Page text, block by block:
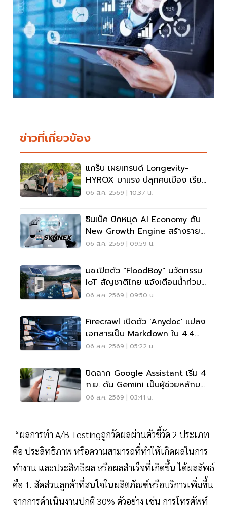
ข่าวที่เกี่ยวข้อง
แกร็บ เผยเทรนด์ Longevity-
HYROX มาแรง ปลุกคนเมือง เรียก
รถไปสวนโต 5 เท่า
06 ส.ค. 2569 | 10:37 น.
ซินเน็ค ปักหมุด AI Economy ดัน
New Growth Engine สร้างราย
ได้ประจำ
06 ส.ค. 2569 | 09:59 น.
มช.เปิดตัว "FloodBoy" นวัตกรรม
IoT สัญชาติไทย แจ้งเตือนน้ำท่วม
เรียลไทม์
06 ส.ค. 2569 | 09:50 น.
Firecrawl เปิดตัว 'anydoc' แปลง
เอกสารเป็น Markdown ใน 4.4
มิลลิวินาที
06 ส.ค. 2569 | 05:22 น.
ปิดฉาก Google Assistant เริ่ม 4
ก.ย. ดัน Gemini เป็นผู้ช่วยหลักบน
Android
06 ส.ค. 2569 | 03:41 น.
“ผลการทำ A/B Testingถูกวัดผลผ่านตัวชี้วัด 2 ประเภท
คือ ประสิทธิภาพ หรือความสามารถที่ทำให้เกิดผลในการ
ทํางาน และประสิทธิผล หรือผลสำเร็จที่เกิดขึ้น ได้ผลลัพธ์
คือ 1. สัดส่วนลูกค้าที่สนใจในผลิตภัณฑ์หรือบริการเพิ่มขึ้น
จากการดำเนินงานปกติ 30% ตัวอย่าง เช่น การโทรศัพท์